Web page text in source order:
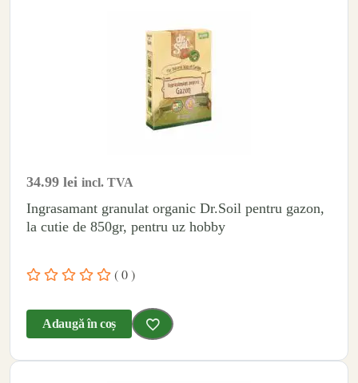
34.99 lei incl. TVA
Ingrasamant granulat organic Dr.Soil pentru gazon,
la cutie de 850gr, pentru uz hobby
( 0 )
Adaugă în coș